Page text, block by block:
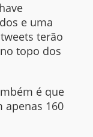
e uma
terão
topo dos
é que
apenas 160